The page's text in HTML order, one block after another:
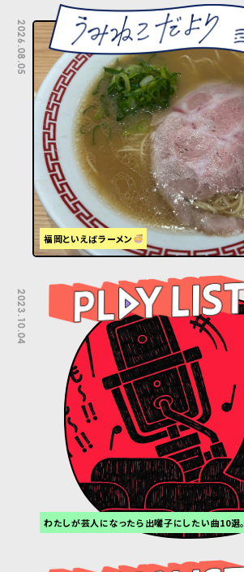
2026.08.05
福岡といえばラーメン
2023.10.04
わたしが芸人になったら出囃子にしたい曲10選。